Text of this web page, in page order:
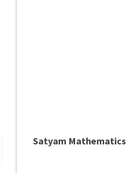
Satyam Mathematics